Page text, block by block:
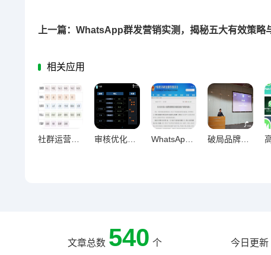
相关应用
社群运营转化秘籍，引导文案与按钮的黄金设计法则 WhatsApp防骗终极指南，守护账户资金安全全解析
文章总数 540 个 今日更新